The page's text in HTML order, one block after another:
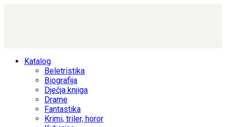
Katalog
Beletristika
Biografija
Dječja knjiga
Drame
Fantastika
Krimi, triler, horor